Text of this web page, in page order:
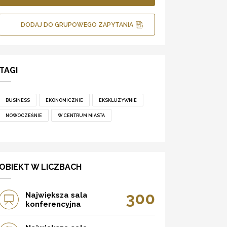
DODAJ DO GRUPOWEGO ZAPYTANIA
BUSINESS EKONOMICZNIE EKSKLUZYWNIE
NOWOCZEŚNIE W CENTRUM MIASTA
W LICZBACH
Największa sala
konferencyjna
300